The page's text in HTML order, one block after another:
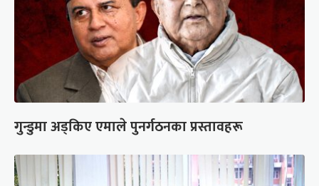
गुन्डुमा अड्किए एमाले पुनर्गठनका प्रस्तावहरू